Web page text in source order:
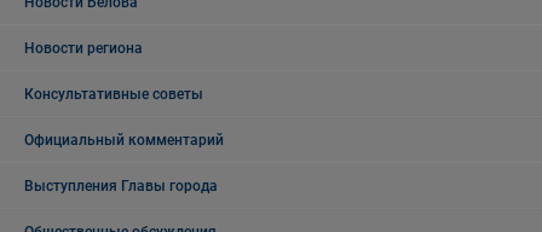
Новости региона
Консультативные советы
Официальный комментарий
Выступления Главы города